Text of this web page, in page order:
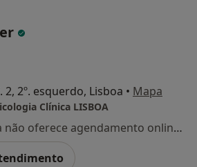
2, 2º. esquerdo, Lisboa • Mapa
Clínica LISBOA
Esse especialista não oferece agendamento online para esse endereço.